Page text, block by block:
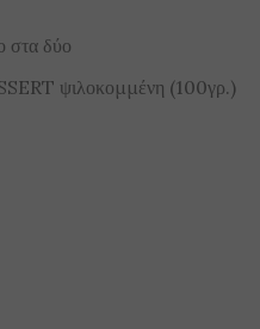
στα δύο
ψιλοκομμένη (100γρ.)